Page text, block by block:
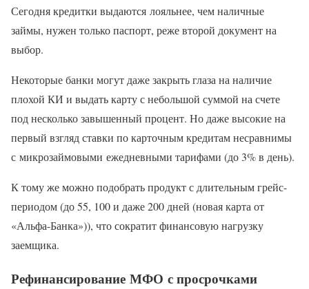
Сегодня кредитки выдаются лояльнее, чем наличные
займы, нужен только паспорт, реже второй документ на
выбор.
Некоторые банки могут даже закрыть глаза на наличие
плохой КИ и выдать карту с небольшой суммой на счете
под несколько завышенный процент. Но даже высокие на
первый взгляд ставки по карточным кредитам несравнимы
с микрозаймовыми ежедневными тарифами (до 3% в день).
К тому же можно подобрать продукт с длительным грейс-
периодом (до 55, 100 и даже 200 дней (новая карта от
«Альфа-Банка»)), что сократит финансовую нагрузку
заемщика.
Рефинансирование МФО с просрочками